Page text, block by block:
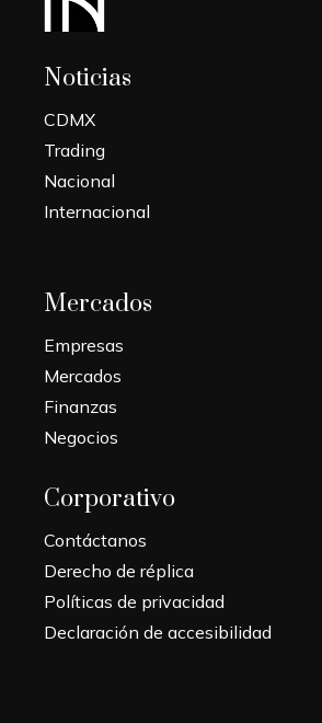
Noticias
CDMX
Trading
Nacional
Internacional
Mercados
Empresas
Mercados
Finanzas
Negocios
Corporativo
Contáctanos
Derecho de réplica
Políticas de privacidad
Declaración de accesibilidad